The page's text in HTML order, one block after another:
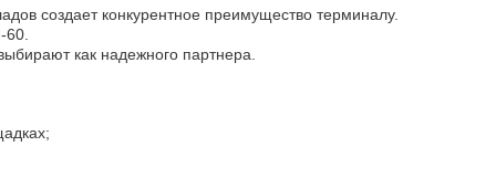
создает конкурентное преимущество терминалу.
как надежного партнера.